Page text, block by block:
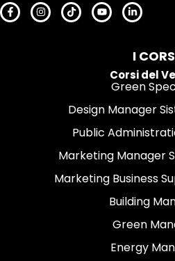
I
Corsi del
Green
Design Manager
Public
Marketing Manager
Marketing Business
Building
Green
Energy